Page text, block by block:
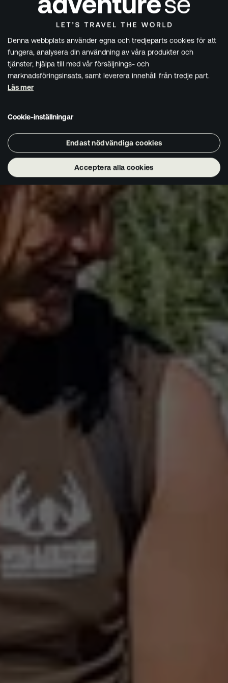
Denna webbplats använder egna och tredjeparts cookies för att
fungera, analysera din användning av våra produkter och
tjänster, hjälpa till med vår försäljnings- och
marknadsföringsinsats, samt leverera innehåll från tredje part.
Läs mer
Cookie-inställningar
Endast nödvändiga cookies
Acceptera alla cookies